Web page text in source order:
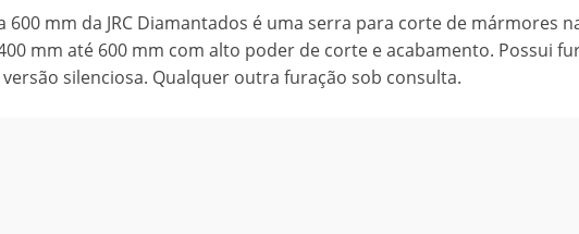
mm da JRC Diamantados é uma serra para corte de mármores
mm até 600 mm com alto poder de corte e acabamento. Possui
silenciosa. Qualquer outra furação sob consulta.